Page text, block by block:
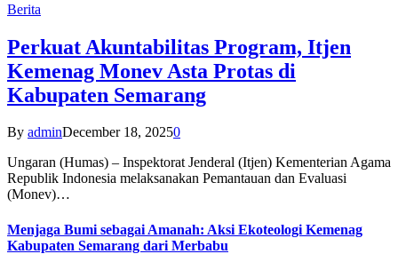
Berita
Perkuat Akuntabilitas Program, Itjen
Kemenag Monev Asta Protas di
Kabupaten Semarang
By adminDecember 18, 20250
Ungaran (Humas) – Inspektorat Jenderal (Itjen) Kementerian Agama
Republik Indonesia melaksanakan Pemantauan dan Evaluasi
(Monev)…
Menjaga Bumi sebagai Amanah: Aksi Ekoteologi Kemenag
Kabupaten Semarang dari Merbabu